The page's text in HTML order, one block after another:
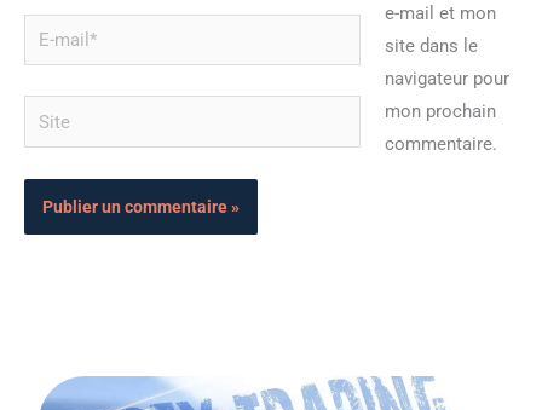
mail*
Site
e-mail et mon
site dans le
navigateur pour
mon prochain
commentaire.